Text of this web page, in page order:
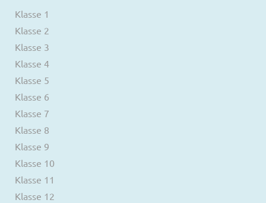
Klasse 1
Klasse 2
Klasse 3
Klasse 4
Klasse 5
Klasse 6
Klasse 7
Klasse 8
Klasse 9
Klasse 10
Klasse 11
Klasse 12